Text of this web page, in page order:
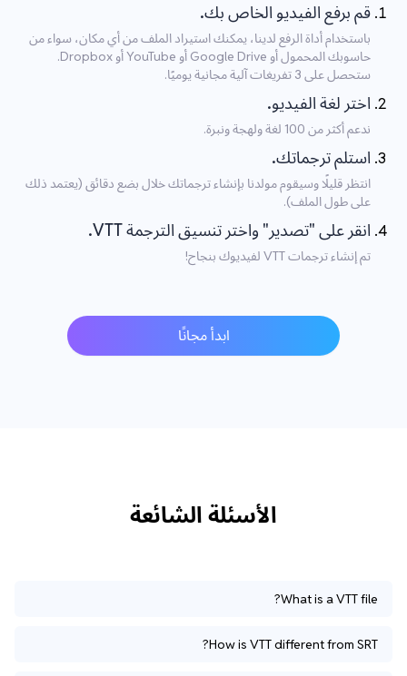
قم برفع الفيديو الخاص بك.
باستخدام أداة الرفع لدينا، يمكنك استيراد الملف من أي مكان، سواء من
حاسوبك المحمول أو Google Drive أو YouTube أو Dropbox.
ستحصل على 3 تفريغات آلية مجانية يوميًا.
اختر لغة الفيديو.
ندعم أكثر من 100 لغة ولهجة ونبرة.
استلم ترجماتك.
انتظر قليلًا وسيقوم مولدنا بإنشاء ترجماتك خلال بضع دقائق (يعتمد ذلك
على طول الملف).
انقر على "تصدير" واختر تنسيق الترجمة VTT.
تم إنشاء ترجمات VTT لفيديوك بنجاح!
ابدأ مجانًا
الأسئلة الشائعة
What is a VTT file?
How is VTT different from SRT?